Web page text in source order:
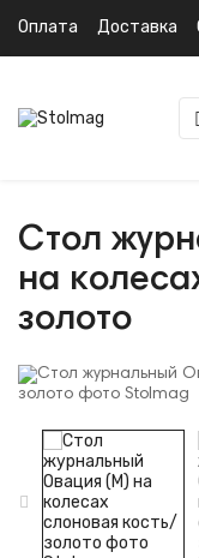
Оплата Доставка
Стол
на
золото